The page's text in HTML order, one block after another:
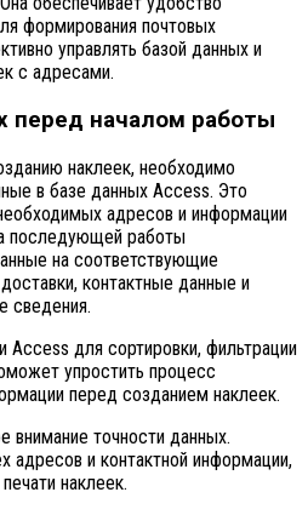
формирования почтовых
управлять базой данных и
с адресами.
перед началом работы
наклеек, необходимо
в базе данных Access. Это
адресов и информации
последующей работы
на соответствующие
контактные данные и
сведения.
Access для сортировки, фильтрации
упростить процесс
перед созданием наклеек.
внимание точности данных.
адресов и контактной информации,
наклеек.